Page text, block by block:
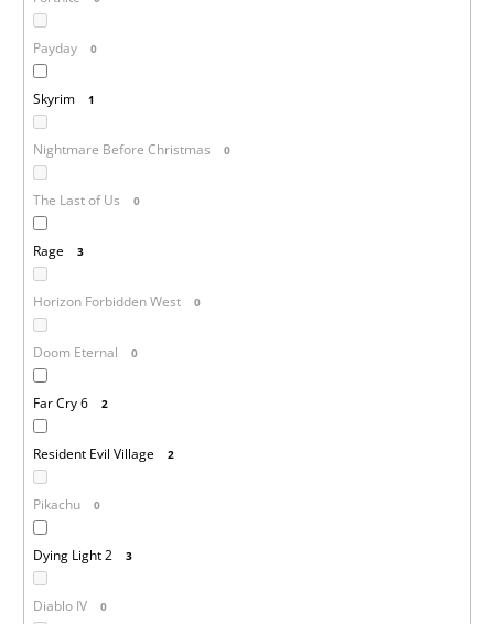
Payday 0
Skyrim 1
Nightmare Before Christmas 0
The Last of Us 0
Rage 3
Horizon Forbidden West 0
Doom Eternal 0
Far Cry 6 2
Resident Evil Village 2
Pikachu 0
Dying Light 2 3
Diablo IV 0